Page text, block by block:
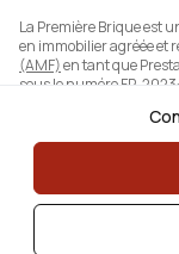
La Première Brique est
en immobilier agréée et
(AMF)en tant que
sous le numéro FP-2023-